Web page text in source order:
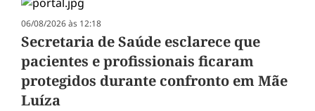
06/08/2026 às 12:18
Secretaria de Saúde esclarece que
pacientes e profissionais ficaram
protegidos durante confronto em Mãe
Luíza